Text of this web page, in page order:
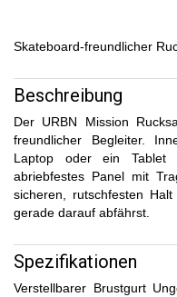
Skateboard-freundlicher
Beschreibung
Der URBN Mission
freundlicher Begleiter.
Laptop oder ein Tablet
abriebfestes Panel mit
sicheren, rutschfesten
gerade darauf abfährst.
Spezifikationen
Verstellbarer Brustgurt